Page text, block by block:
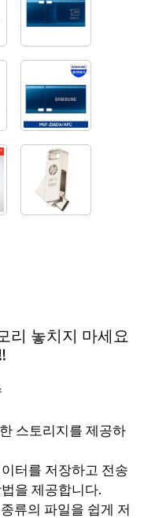
리 놓치지 마세요
스토리지를 제공하
터를 저장하고 전송
을 제공합니다.
류의 파일을 쉽게 저